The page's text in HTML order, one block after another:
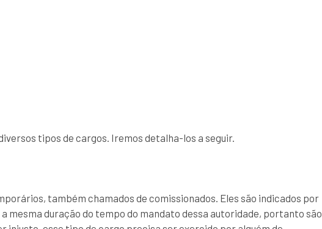
tipos de cargos. Iremos detalha-los a seguir.
também chamados de comissionados. Eles são indicados por
mesma duração do tempo do mandato dessa autoridade, portanto são